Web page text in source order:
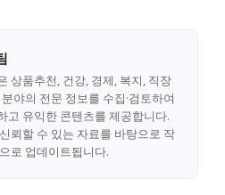
상품추천, 건강, 경제, 복지, 직장
야의 전문 정보를 수집·검토하여
고 유익한 콘텐츠를 제공합니다.
뢰할 수 있는 자료를 바탕으로 작
로 업데이트됩니다.